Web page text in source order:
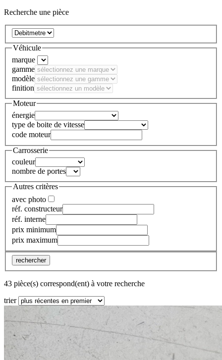
Recherche une pièce
Véhicule
marque
gamme
modèle
finition
Moteur
énergie
type de boite de vitesse
code moteur
Carrosserie
couleur
nombre de portes
Autres critères
avec photo
réf. constructeur
réf. interne
prix minimum
prix maximum
rechercher
43 pièce(s) correspond(ent) à votre recherche
trier